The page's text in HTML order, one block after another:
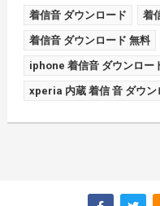
着信音 ダウンロード 着
着信音 ダウンロード 無料
iphone 着信音 ダウンロー
xperia 内蔵 着信 音 ダウン